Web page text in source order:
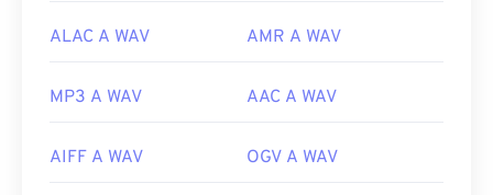
ALAC A WAV AMR A WAV
MP3 A WAV AAC A WAV
AIFF A WAV OGV A WAV